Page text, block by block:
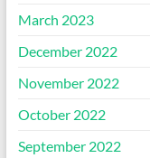
March 2023
December 2022
November 2022
October 2022
September 2022